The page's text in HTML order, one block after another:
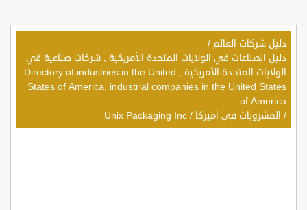
دليل شركات العالم /
دليل الصناعات في الولايات المتحدة الأمريكية , شركات صناعية في
الولايات المتحدة الأمريكية , Directory of industries in the United
States of America, industrial companies in the United States
of America
/ المشروبات في اميركا /
Unix Packaging Inc